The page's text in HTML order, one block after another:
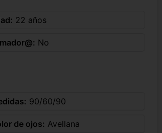
22 años
No
90/60/90
de ojos: Avellana